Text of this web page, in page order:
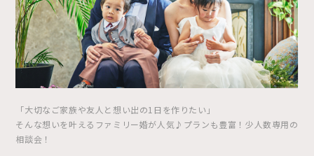
「大切なご家族や友人と想い出の1日を作りたい」
そんな想いを叶えるファミリー婚が人気♪プランも豊富！少人数専用の
相談会！